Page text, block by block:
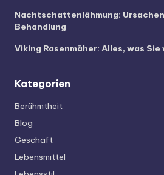
Nachtschattenlähmung:
Behandlung
Viking Rasenmäher: Alles, was Sie
Kategorien
Berühmtheit
Blog
Geschäft
Lebensmittel